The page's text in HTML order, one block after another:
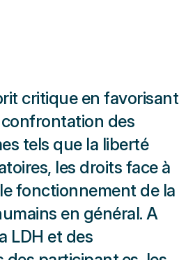
critique en favorisant
confrontation des
tels que la liberté
les droits face à
fonctionnement de la
en général. A
LDH et des